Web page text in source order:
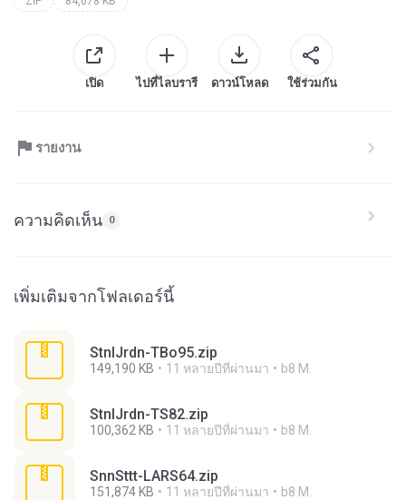
เปิด ไปที่ไลบรารี ดาวน์โหลด ใช้ร่วมกัน
รายงาน
ความคิดเห็น 0
เพิ่มเติมจากโฟลเดอร์นี้
StnlJrdn-TBo95.zip
149,190 KB 11 หลายปีที่ผ่านมา b8 M.
StnlJrdn-TS82.zip
100,362 KB 11 หลายปีที่ผ่านมา b8 M.
SnnSttt-LARS64.zip
151,874 KB 11 หลายปีที่ผ่านมา b8 M.